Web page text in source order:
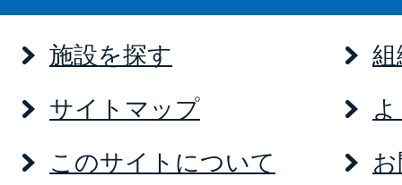
施設を探す
サイトマップ
このサイトについて